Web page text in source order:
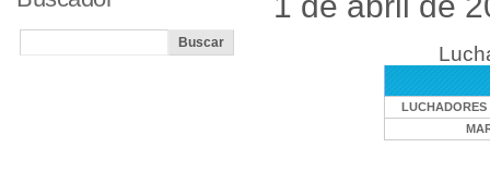
LUCHADORES